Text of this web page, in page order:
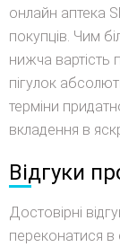
онлайн аптека
покупців. Чим
нижча вартість
пігулок
терміни
вкладення в
Відгуки
Достовірні
переконатися в